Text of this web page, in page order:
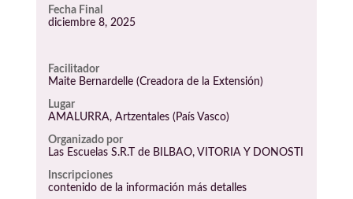
Fecha Final
diciembre 8, 2025
Facilitador
Maite Bernardelle (Creadora de la Extensión)
Lugar
AMALURRA, Artzentales (País Vasco)
Organizado por
Las Escuelas S.R.T de BILBAO, VITORIA Y DONOSTI
Inscripciones
contenido de la información más detalles